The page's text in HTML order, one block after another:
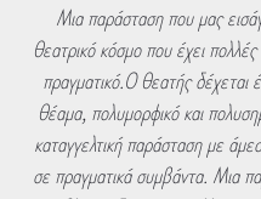
Μια παράσταση που μας
θεατρικό κόσμο που έχει
πραγματικό.Ο θεατής δέχεται
θέαμα, πολυμορφικό και
καταγγελτική παράσταση με
σε πραγματικά συμβάντα. Μια